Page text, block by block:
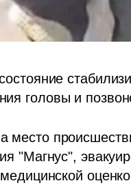
головы и
"Магнус",